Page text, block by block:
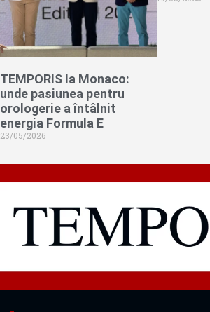
TEMPORIS la Monaco:
unde pasiunea pentru
orologerie a întâlnit
energia Formula E
23/05/2026